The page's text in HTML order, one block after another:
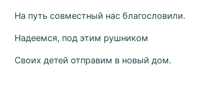
На путь совместный нас благословили.
Надеемся, под этим рушником
Своих детей отправим в новый дом.